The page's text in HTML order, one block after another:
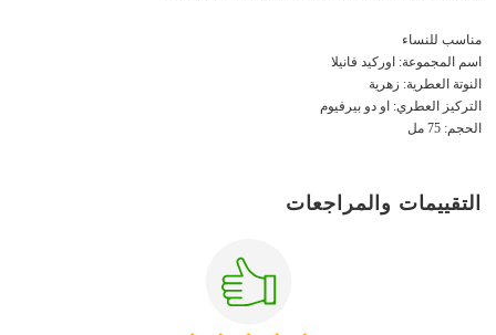
مناسب للنساء
اسم المجموعة: اوركيد فانيلا
النوتة العطرية: زهرية
التركيز العطري: او دو بيرفيوم
الحجم: 75 مل
التقييمات والمراجعات